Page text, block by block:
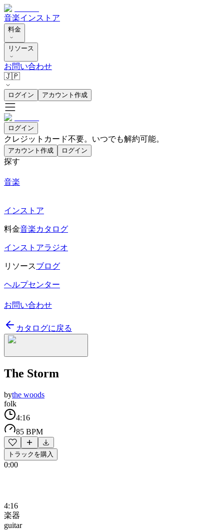
音楽インストア
料金
リソース
お問い合わせ
🇯🇵
ログイン アカウント作成
ログイン
クレジットカード不要。いつでも解約可能。
アカウント作成 ログイン
探す
音楽
インストア
料金音楽カタログ
インストアラジオ
リソースブログ
ヘルプセンター
お問い合わせ
カタログに戻る
The Storm
bythe woods
folk
4:16
85 BPM
トラックを購入
0:00
4:16
楽器
guitar